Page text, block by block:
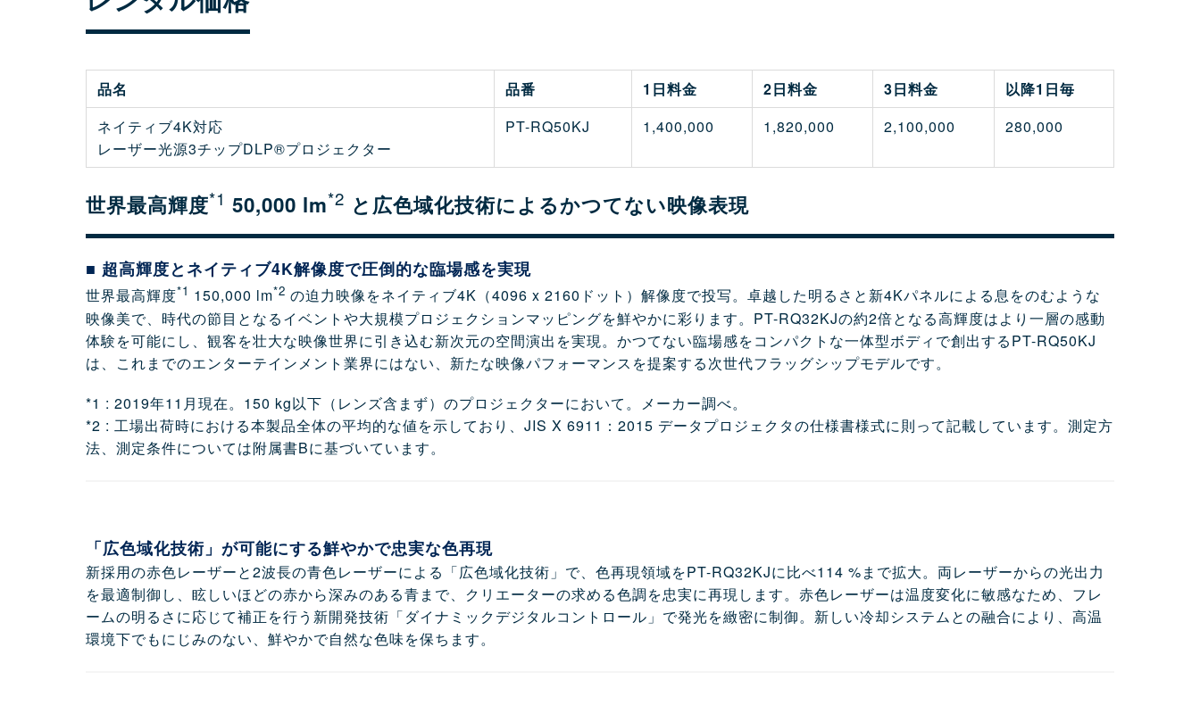
品名 品番 1日料金 2日料金 3日料金
以降1日毎
ネイティブ4K対応
レーザー光源3チップDLP®プロジェクター
PT-RQ50KJ 1,400,000 1,820,000 2,100,000 280,000
世界最高輝度*1 50,000 lm*2 と広色域化技術によるかつてない映像表現
■ 超高輝度とネイティブ4K解像度で圧倒的な臨場感を実現
世界最高輝度*1 150,000 lm*2 の迫力映像をネイティブ4K（4096 x 2160ドット）解像度で投写。卓越した明るさと新4Kパネルによる息をのむような
映像美で、時代の節目となるイベントや大規模プロジェクションマッピングを鮮やかに彩ります。PT-RQ32KJの約2倍となる高輝度はより一層の感動
体験を可能にし、観客を壮大な映像世界に引き込む新次元の空間演出を実現。かつてない臨場感をコンパクトな一体型ボディで創出するPT-RQ50KJ
は、これまでのエンターテインメント業界にはない、新たな映像パフォーマンスを提案する次世代フラッグシップモデルです。
*1 : 2019年11月現在。150 kg以下（レンズ含まず）のプロジェクターにおいて。メーカー調べ。
*2 : 工場出荷時における本製品全体の平均的な値を示しており、JIS X 6911：2015 データプロジェクタの仕様書様式に則って記載しています。測定方
法、測定条件については附属書Bに基づいています。
「広色域化技術」が可能にする鮮やかで忠実な色再現
新採用の赤色レーザーと2波長の青色レーザーによる「広色域化技術」で、色再現領域をPT-RQ32KJに比べ114 %まで拡大。両レーザーからの光出力
を最適制御し、眩しいほどの赤から深みのある青まで、クリエーターの求める色調を忠実に再現します。赤色レーザーは温度変化に敏感なため、フレ
ームの明るさに応じて補正を行う新開発技術「ダイナミックデジタルコントロール」で発光を緻密に制御。新しい冷却システムとの融合により、高温
環境下でもにじみのない、鮮やかで自然な色味を保ちます。